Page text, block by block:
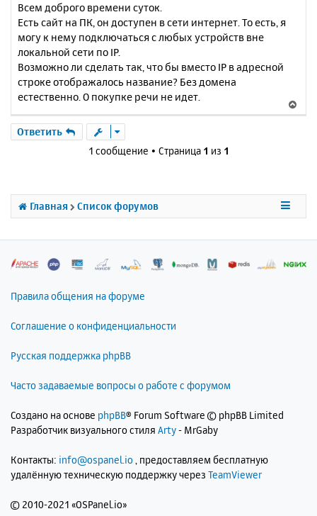
о
б
щ
е
н
е
Всем доброго времени суток.
Есть сайт на ПК, он доступен в сети интернет. То есть, я
могу к нему подключаться с любых устройств вне
локальной сети по IP.
Возможно ли сделать так, что бы вместо IP в адресной
строке отображалось название? Без домена
естественно. О покупке речи не идет.
е
с
н
ч
Ответить
1 сообщение • Страница 1 из 1
Главная Список форумов
Правила общения на форуме
Соглашение о конфиденциальности
Русская поддержка phpBB
Часто задаваемые вопросы о работе с форумом
Создано на основе phpBB® Forum Software © phpBB Limited
Разработчик визуального стиля Arty- MrGaby
Контакты: info@ospanel.io , предоставляем бесплатную
удалённую техническую поддержку через TeamViewer
© 2010-2021 «OSPanel.io»